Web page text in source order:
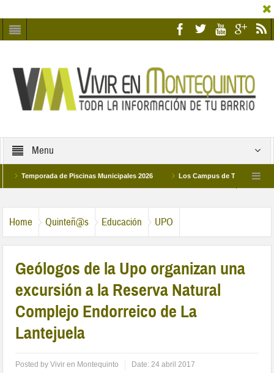
Menu
de Piscinas Municipales 2026 Los Campus de Tecnificación
Home Quinteñ@s Educación UPO
Geólogos de la Upo organizan una
excursión a la Reserva Natural
Complejo Endorreico de La
Lantejuela
Posted byVivir en Montequinto Date:24 abril 2017